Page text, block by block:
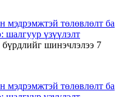
мэдрэмжтэй төлөвлөлт ба
шалгуур үзүүлэлт
бүрдлийг шинэчлэлээ 7
мэдрэмжтэй төлөвлөлт ба